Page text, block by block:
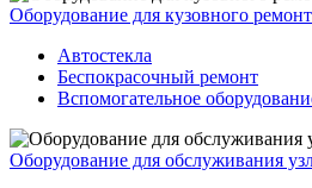
Оборудование для кузовного
Автостекла
Беспокрасочный ремонт
Вспомогательное
Оборудование для обслуживания